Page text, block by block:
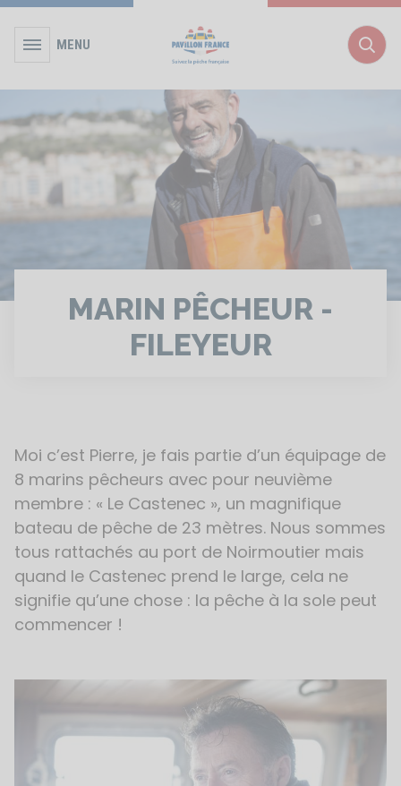
MENU
MARIN PÊCHEUR -
FILEYEUR
Moi c’est Pierre, je fais partie d’un équipage de
8 marins pêcheurs avec pour neuvième
membre : « Le Castenec », un magnifique
bateau de pêche de 23 mètres. Nous sommes
tous rattachés au port de Noirmoutier mais
quand le Castenec prend le large, cela ne
signifie qu’une chose : la pêche à la sole peut
commencer !